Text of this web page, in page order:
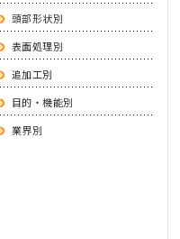
頭部形状別
表面処理別
追加工別
目的・機能別
業界別